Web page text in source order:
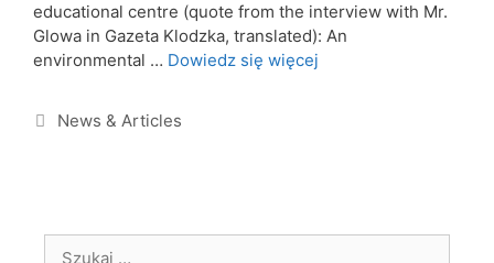
educational centre (quote from the interview with Mr.
Glowa in Gazeta Klodzka, translated): An
environmental … Dowiedz się więcej
News & Articles